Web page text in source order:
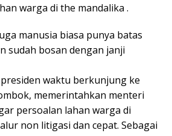
warga di the mandalika .
manusia biasa punya batas
sudah bosan dengan janji
waktu berkunjung ke
memerintahkan menteri
persoalan lahan warga di
non litigasi dan cepat. Sebagai